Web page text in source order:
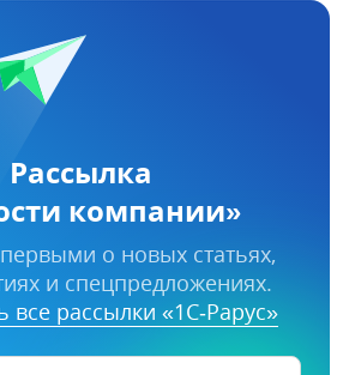
Рассылка
компании»
о новых статьях,
и спецпредложениях.
все рассылки «1С‑Рарус»